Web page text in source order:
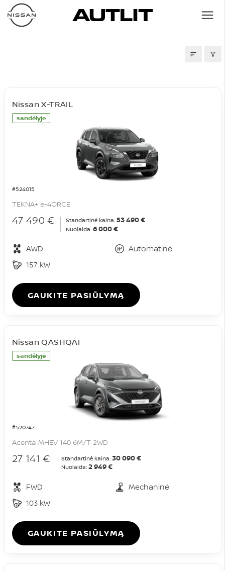
sandėlyje
#524015
Nissan X-TRAIL
TEKNA+ e-4ORCE
47 490 € Standartinė kaina: 53 490 €
Nuolaida: 6 000 €
AWD
Automatinė
157 kW
GAUKITE PASIŪLYMĄ
sandėlyje
#520747
Nissan QASHQAI
Acenta MHEV 140 6M/T 2WD
27 141 € Standartinė kaina: 30 090 €
Nuolaida: 2 949 €
FWD
Mechaninė
103 kW
GAUKITE PASIŪLYMĄ